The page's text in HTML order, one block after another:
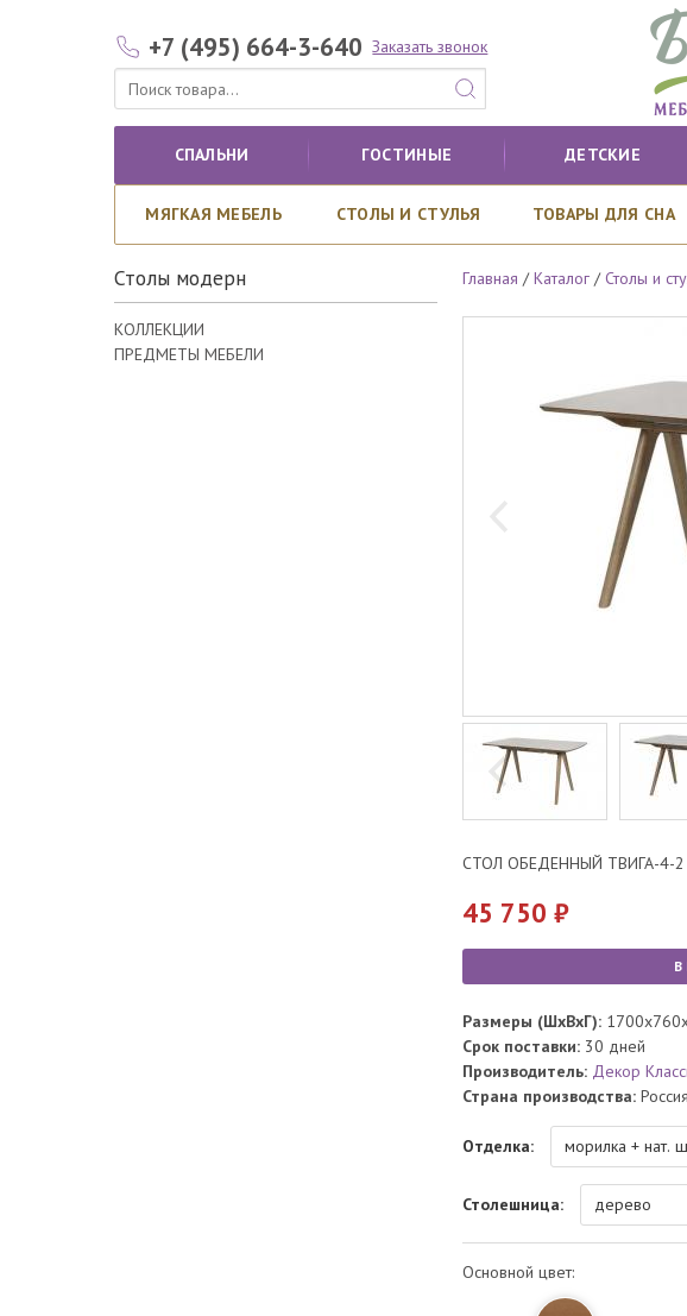
+7 (495) 664-3-640 Заказать звонок
СПАЛЬНИ ГОСТИНЫЕ ДЕТСКИЕ
МЯГКАЯ МЕБЕЛЬ СТОЛЫ И СТУЛЬЯ ТОВАРЫ ДЛЯ СНА
Столы модерн
КОЛЛЕКЦИИ
ПРЕДМЕТЫ МЕБЕЛИ
Главная /Каталог / Столы и
СТОЛ ОБЕДЕННЫЙ ТВИГА-4-2
45 750
В
Размеры (ШхВхГ):
Срок поставки: 30 дней
Производитель: Декор
Страна производства: Россия
Отделка:
Столешница:
Основной цвет: